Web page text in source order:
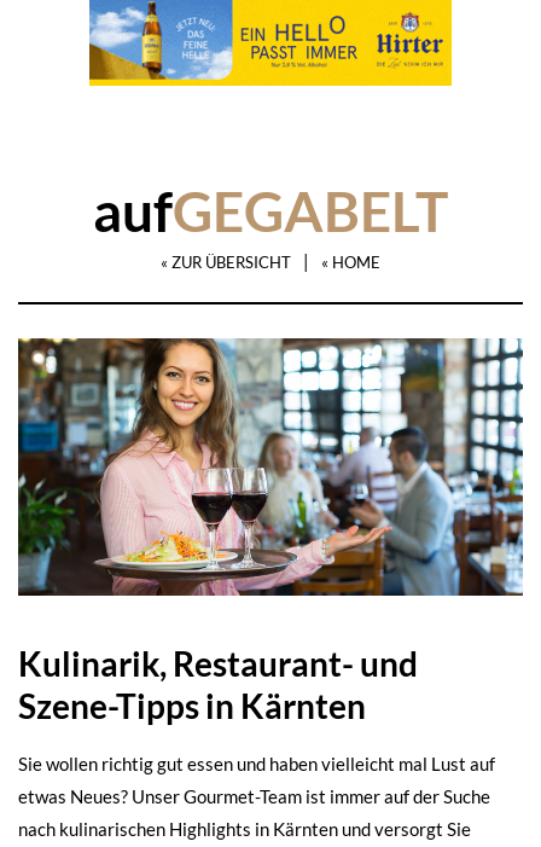
aufGEGABELT
« ZUR ÜBERSICHT | « HOME
Kulinarik, Restaurant- und
Szene-Tipps in Kärnten
Sie wollen richtig gut essen und haben vielleicht mal Lust auf
etwas Neues? Unser Gourmet-Team ist immer auf der Suche
nach kulinarischen Highlights in Kärnten und versorgt Sie